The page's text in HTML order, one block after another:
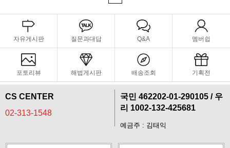
자유게시판 질문과대답 Q&A 멤버쉽
포토리뷰 해법게시판 배송조회 기획전
CS CENTER
02-313-1548
국민 462202-01-290105 / 우
리 1002-132-425681
예금주 : 김태익